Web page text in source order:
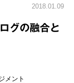
2018.01.09
グの融合と
メント